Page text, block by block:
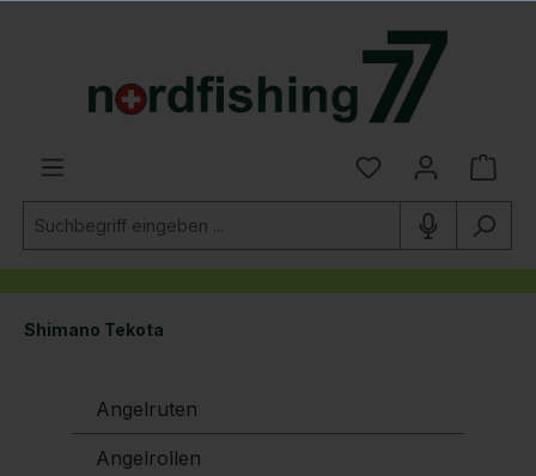
Shimano Tekota
Angelruten
Angelrollen